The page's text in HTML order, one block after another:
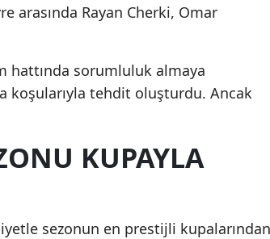
arasında Rayan Cherki, Omar
hattında sorumluluk almaya
koşularıyla tehdit oluşturdu. Ancak
KUPAYLA
sezonun en prestijli kupalarından